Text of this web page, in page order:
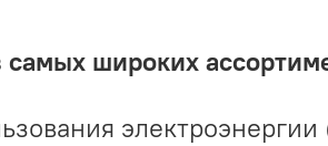
широких